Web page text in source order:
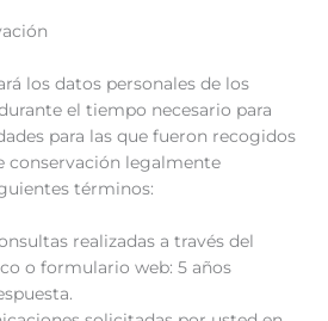
los datos personales de los
el tiempo necesario para
para las que fueron recogidos
conservación legalmente
términos:
realizadas a través del
o formulario web: 5 años